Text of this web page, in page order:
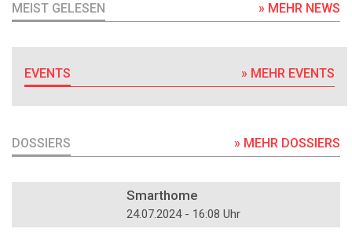
MEIST GELESEN » MEHR NEWS
EVENTS » MEHR EVENTS
DOSSIERS » MEHR DOSSIERS
Smarthome
24.07.2024 - 16:08 Uhr